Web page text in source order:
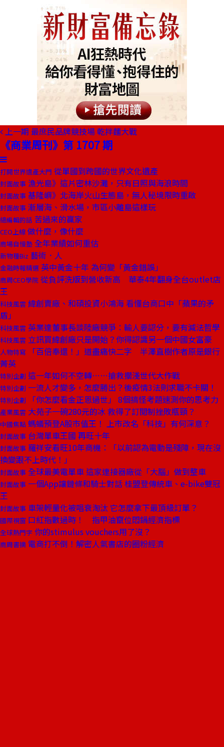
上一期 最庶民品牌競技場 乾拌麵大戰
《商業周刊》第 1707 期
打開世界遺產大門 從單國到跨國的世界文化遺產
封面故事 漁光島》這片密林沙灘，只有日照與海浪時間
封面故事 基隆嶼》北海岸火山生態島，無人秘境限時重啟
封面故事 漸層海、滑水場，市區小離島這樣玩
總編輯的話 苦過來的贏家
CEO上線 做什麼，像什麼
商場自慢塾 全年業績如何重估
新物種Biz 藝術．人
金融時報精選 英中黃金十年 為何變「黃金錯誤」
商周CEO學院 從負評洗版到營收新高 華泰4年翻身全台outlet店
王
科技風雲 緯創賣廠、和碩投資小鴻海 看懂台商口中「蘋果的矛
盾」
科技風雲 英業達董事長談陸廠競爭：輸人要認分，要有減法哲學
科技風雲 立訊買緯創廠只是開始？你得認識另一個中國女富豪
人物特寫
「百倍奉還！」道盡痛快二字 半澤直樹作者原是銀行
菁英
特別企劃 這一年如何不空轉……搶救擱淺世代大作戰
特別企劃 一流人才變多，怎麼勝出？後疫情3法則求職不卡關！
特別企劃 「你怎麼看金正恩過世」 8個搞怪考題速測你的思考力
產業風雲 大苑子一碗280元的冰 救得了訂閱制挫敗瓶頸？
中國焦點 螞蟻預登A股市值王！ 上市改名「科技」有何深意？
封面故事 台灣單車王國 再旺十年
封面故事 羅祥安看旺10年商機：「以前認為電動是殘障，現在沒
換變跟不上時代！」
封面故事 全球最美電單車 這家連接器廠從「大腦」做到整車
封面故事 一個App讓鏈條和騎士對話 桂盟登傳統車、e-bike雙冠
王
封面故事 車架輕量化被唱衰淘汰 它怎麼拿下最頂級訂單？
國際視窗 口紅指數過時！ 指甲油竄位悶鍋經濟指標
全球熱門字 你的stimulus vouchers用了沒？
商周書摘 電商打不倒！解密人氣書店的圈粉經濟